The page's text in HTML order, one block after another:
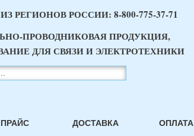
РЕГИОНОВ РОССИИ: 8-800-775-37-71
ПРОВОДНИКОВАЯ ПРОДУКЦИЯ,
ДЛЯ СВЯЗИ И ЭЛЕКТРОТЕХНИКИ
ПРАЙС ДОСТАВКА ОПЛАТА